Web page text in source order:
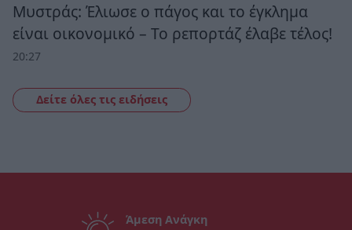
Μυστράς: Έλιωσε ο πάγος και το έγκλημα
είναι οικονομικό – Το ρεπορτάζ έλαβε τέλος!
20:27
Δείτε όλες τις ειδήσεις
Άμεση Ανάγκη